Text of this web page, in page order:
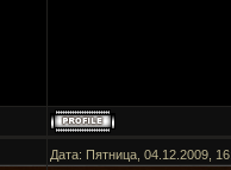
Дата: Пятница, 04.12.2009,